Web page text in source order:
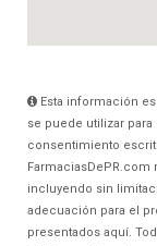
Esta información
se puede utilizar
consentimiento
FarmaciasDePR.com
incluyendo sin
adecuación para el
presentados aquí.